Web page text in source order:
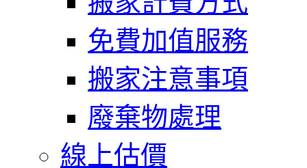
免費加值服務
搬家注意事項
廢棄物處理
線上估價